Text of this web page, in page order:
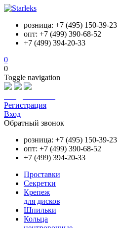
розница: +7 (495) 150-39-23
опт: +7 (499) 390-68-52
+7 (499) 394-20-33
0
0
Toggle navigation
Регистрация
Вход
Обратный звонок
розница: +7 (495) 150-39-23
опт: +7 (499) 390-68-52
+7 (499) 394-20-33
Проставки
Секретки
Крепеж
для дисков
Шпильки
Кольца